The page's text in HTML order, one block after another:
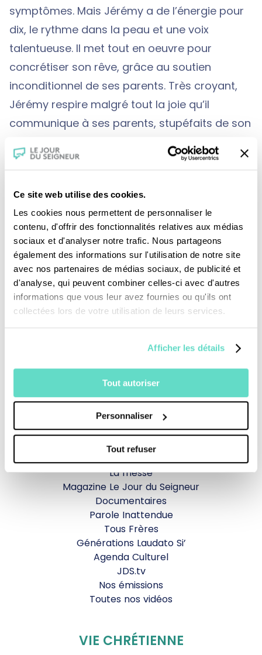
Ce site web utilise des cookies.
Les cookies nous permettent de personnaliser le
contenu, d'offrir des fonctionnalités relatives aux médias
sociaux et d'analyser notre trafic. Nous partageons
également des informations sur l'utilisation de notre site
avec nos partenaires de médias sociaux, de publicité et
d'analyse, qui peuvent combiner celles-ci avec d'autres
informations que vous leur avez fournies ou qu'ils ont
collectées lors de votre utilisation de leurs services.
Afficher les détails
Tout autoriser
Personnaliser
Tout refuser
symptômes. Mais Jérémy a de l’énergie pour
dix, le rythme dans la peau et une voix
talentueuse. Il met tout en oeuvre pour
concrétiser son rêve, grâce au soutien
inconditionnel de ses parents. Très croyant,
Jérémy respire malgré tout la joie qu’il
communique à ses parents, stupéfaits de son
vivre.
Une production : CFRT/ France2
Je fais un don
TOUS NOS PROGRAMMES
La messe
Magazine Le Jour du Seigneur
Documentaires
Parole Inattendue
Tous Frères
Générations Laudato Si’
Agenda Culturel
JDS.tv
Nos émissions
Toutes nos vidéos
VIE CHRÉTIENNE